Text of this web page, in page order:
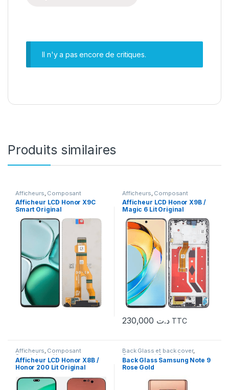
Il n'y a pas encore de critiques.
Produits similaires
Afficheurs Composant
Smartphone ,Honor
Afficheur LCD Honor X9C
Smart Original
Afficheurs Composant
Smartphone ,Honor
Afficheur LCD Honor X9B /
Magic 6 Lit Original
د.ت TTC
Afficheurs, Composant
Smartphone ,Honor
Afficheur LCD Honor X8B /
Honor 200 Lit Original
Back Glass et back cover,
Composant Smartphone ,
Samsung,Serie Note
Back Glass Samsung Note 9
Rose Gold